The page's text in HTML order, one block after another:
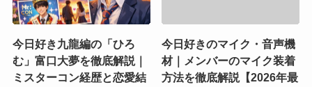
今日好き九龍編の「ひろ
む」富口大夢を徹底解説｜
ミスターコン経歴と恋愛結
今日好きのマイク・音声機
材｜メンバーのマイク装着
方法を徹底解説【2026年最